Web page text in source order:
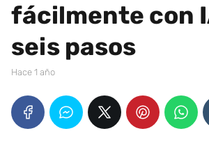
fácilmente con
seis pasos
hace 1 año